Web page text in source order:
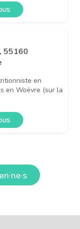
55160
en
en Woëvre (sur la